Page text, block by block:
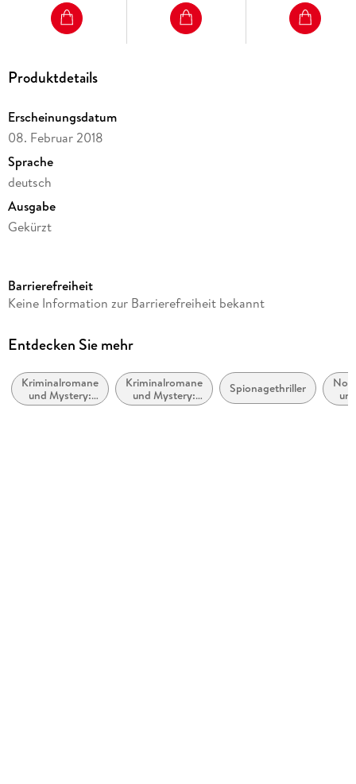
Produktdetails
Erscheinungsdatum
08. Februar 2018
Sprache
deutsch
Ausgabe
Gekürzt
Laufzeit
Reihe
Autor/Autorin
Klaus-Peter Wolf
Barrierefreiheit
Keine Information zur Barrierefreiheit bekannt
Entdecken Sie mehr
Kriminalromane
und Mystery:
Polizeiarbeit &
Kriminalromane
und Mystery:
weibliche
Spionagethriller